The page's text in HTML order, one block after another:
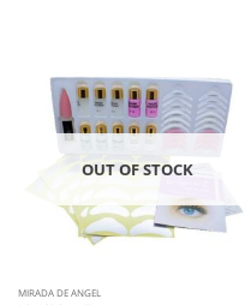
OUT OF STOCK
MIRADA DE ANGEL